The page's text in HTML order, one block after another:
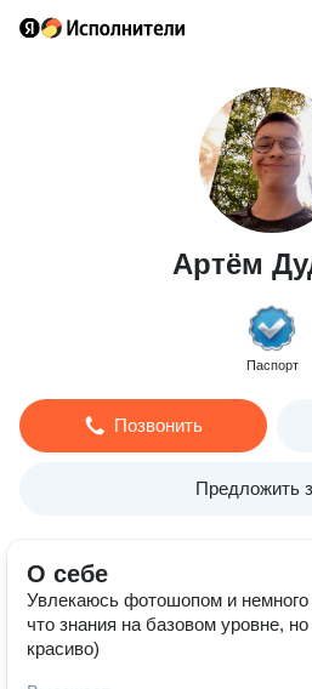
Артём
Паспорт
Позвонить
Предложить
О себе
Увлекаюсь фотошопом и
что знания на базовом уровне,
красиво)